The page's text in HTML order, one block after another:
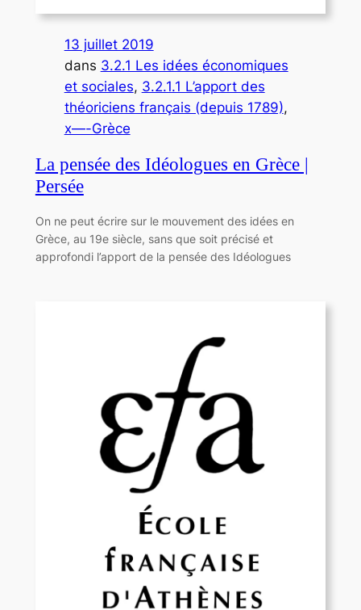
13 juillet 2019
dans 3.2.1 Les idées économiques
et sociales, 3.2.1.1 L’apport des
théoriciens français (depuis 1789)
x—-Grèce
La pensée des Idéologues en Grèce |
Persée
On ne peut écrire sur le mouvement des idées en
Grèce, au 19e siècle, sans que soit précisé et
approfondi l’apport de la pensée des Idéologues